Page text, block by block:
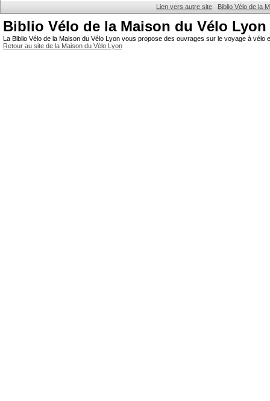
Lien vers autre site Biblio Vélo de la
Biblio Vélo de la Maison du Vélo Lyon
La Biblio Vélo de la Maison du Vélo Lyon vous propose des ouvrages sur le voyage à
Retour au site de la Maison du Vélo Lyon